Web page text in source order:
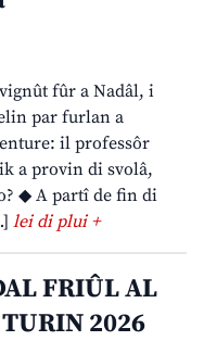
fûr a Nadâl, i
par furlan a
il professôr
a provin di svolâ,
◆ A partî de fin di
lei di plui +
FRIÛL AL
2026